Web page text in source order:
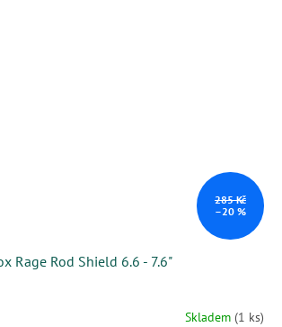
285 Kč
–20 %
Rage Rod Shield 6.6 - 7.6"
Skladem (1 ks)